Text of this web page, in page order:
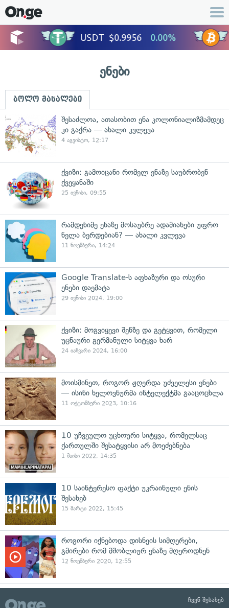
ენები
ბოლო მასალები
შესაძლოა, ათასობით ენა კოლონიალიზმამდეც
კი გაქრა — ახალი კვლევა
4 აგვისტო, 12:17
ქვიზი: გამოიცანი რომელ ენაზე საუბრობენ
ქვეყანაში
25 ივნისი, 09:55
რამდენიმე ენაზე მოსაუბრე ადამიანები უფრო
ნელა ბერდებიან? — ახალი კვლევა
11 ნოემბერი, 14:24
Google Translate-ს აფხაზური და ოსური
ენები დაემატა
29 ივნისი 2024, 19:00
ქვიზი: მოგვიყევი შენზე და გეტყვით, რომელი
უცნაური გერმანული სიტყვა ხარ
24 იანვარი 2024, 16:00
მოისმინეთ, როგორ ჟღერდა უძველესი ენები
— ისინი ხელოვნურმა ინტელექტმა გააცოცხლა
11 ოქტომბერი 2023, 10:16
10 უჩვეულო უცხოური სიტყვა, რომელსაც
ქართულში შესატყვისი არ მოეძებნება
1 მაისი 2022, 14:35
10 საინტერესო ფაქტი უკრაინული ენის
შესახებ
15 მარტი 2022, 15:45
როგორი იქნებოდა დისნეის სიმღერები,
გმირები რომ მშობლიურ ენაზე მღეროდნენ
12 ნოემბერი 2020, 12:55
ჩვენ შესახებ